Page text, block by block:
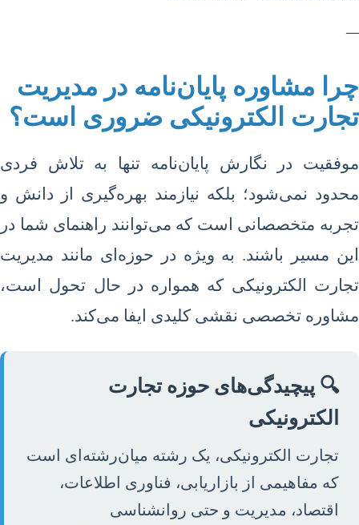
—
چرا مشاوره پایان‌نامه در مدیریت
تجارت الکترونیکی ضروری است؟
موفقیت در نگارش پایان‌نامه تنها به تلاش فردی
محدود نمی‌شود؛ بلکه نیازمند بهره‌گیری از دانش و
تجربه متخصصانی است که می‌توانند راهنمای شما در
این مسیر باشند. به ویژه در حوزه‌ای مانند مدیریت
تجارت الکترونیکی که همواره در حال تحول است،
مشاوره تخصصی نقشی کلیدی ایفا می‌کند.
🔍 پیچیدگی‌های حوزه تجارت
الکترونیکی
تجارت الکترونیکی، یک رشته میان‌رشته‌ای است
که مفاهیمی از بازاریابی، فناوری اطلاعات،
اقتصاد، مدیریت و حتی روانشناسی